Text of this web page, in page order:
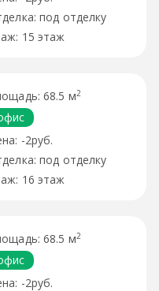
под отделку
15 этаж
68.5 м2
-2руб.
под отделку
16 этаж
68.5 м2
-2руб.